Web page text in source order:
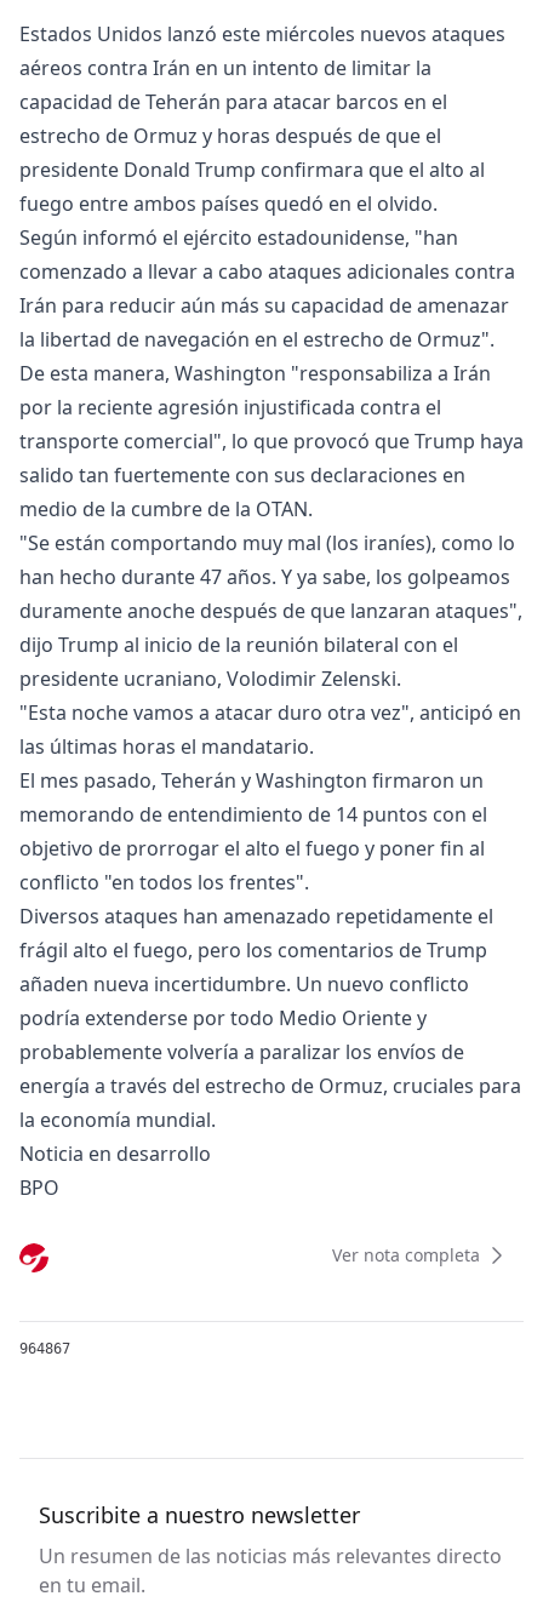
Estados Unidos lanzó este miércoles nuevos ataques
aéreos contra Irán en un intento de limitar la
capacidad de Teherán para atacar barcos en el
estrecho de Ormuz y horas después de que el
presidente Donald Trump confirmara que el alto al
fuego entre ambos países quedó en el olvido.
Según informó el ejército estadounidense, "han
comenzado a llevar a cabo ataques adicionales contra
Irán para reducir aún más su capacidad de amenazar
la libertad de navegación en el estrecho de Ormuz".
De esta manera, Washington "responsabiliza a Irán
por la reciente agresión injustificada contra el
transporte comercial", lo que provocó que Trump haya
salido tan fuertemente con sus declaraciones en
medio de la cumbre de la OTAN.
"Se están comportando muy mal (los iraníes), como lo
han hecho durante 47 años. Y ya sabe, los golpeamos
duramente anoche después de que lanzaran ataques",
dijo Trump al inicio de la reunión bilateral con el
presidente ucraniano, Volodimir Zelenski.
"Esta noche vamos a atacar duro otra vez", anticipó en
las últimas horas el mandatario.
El mes pasado, Teherán y Washington firmaron un
memorando de entendimiento de 14 puntos con el
objetivo de prorrogar el alto el fuego y poner fin al
conflicto "en todos los frentes".
Diversos ataques han amenazado repetidamente el
frágil alto el fuego, pero los comentarios de Trump
añaden nueva incertidumbre. Un nuevo conflicto
podría extenderse por todo Medio Oriente y
probablemente volvería a paralizar los envíos de
energía a través del estrecho de Ormuz, cruciales para
la economía mundial.
Noticia en desarrollo
BPO
Ver nota completa
964867
Suscribite a nuestro newsletter
Un resumen de las noticias más relevantes directo
en tu email.